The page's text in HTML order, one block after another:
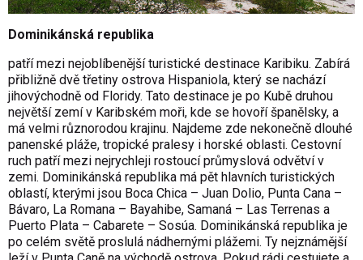
Dominikánská republika
patří mezi nejoblíbenější turistické destinace Karibiku. Zabírá
přibližně dvě třetiny ostrova Hispaniola, který se nachází
jihovýchodně od Floridy. Tato destinace je po Kubě druhou
největší zemí v Karibském moři, kde se hovoří španělsky, a
má velmi různorodou krajinu. Najdeme zde nekonečně dlouhé
panenské pláže, tropické pralesy i horské oblasti. Cestovní
ruch patří mezi nejrychleji rostoucí průmyslová odvětví v
zemi. Dominikánská republika má pět hlavních turistických
oblastí, kterými jsou Boca Chica – Juan Dolio, Punta Cana –
Bávaro, La Romana – Bayahibe, Samaná – Las Terrenas a
Puerto Plata – Cabarete – Sosúa. Dominikánská republika je
po celém světě proslulá nádhernými plážemi. Ty nejznámější